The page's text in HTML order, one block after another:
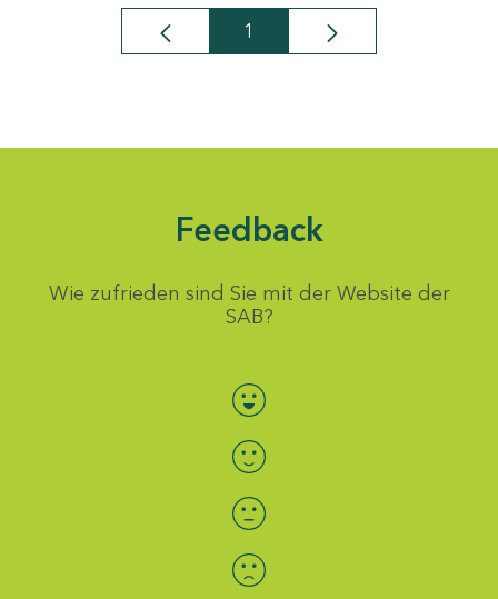
Seite
1
Feedback
Wie zufrieden sind Sie mit der Website der
SAB?
Bewertung auswählen